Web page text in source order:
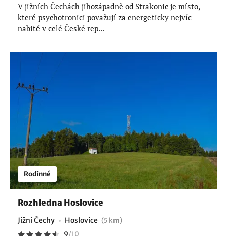
V jižních Čechách jihozápadně od Strakonic je místo,
které psychotronici považují za energeticky nejvíc
nabité v celé České rep...
Rodinné
Rozhledna Hoslovice
Jižní Čechy Hoslovice (5 km)
9/10